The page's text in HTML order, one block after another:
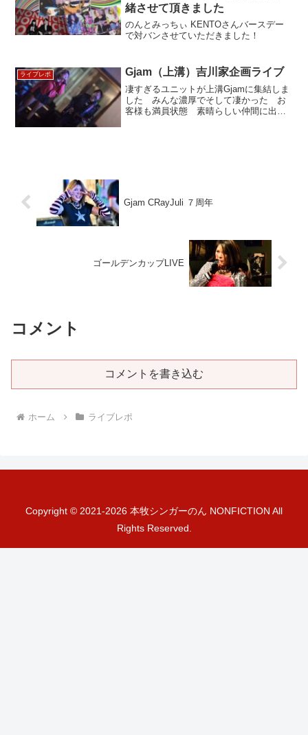
緒させて頂きました
のんとみっちぃ KENTOさんバースデー
で対バンさせていただきました！
ライブレポ Gjam（上溝）吉川家企画ライブ
凄すぎるユニットが上溝Gjamに集結しま
した みんな濃厚でそして凄かった お
客様も満員状態 素晴らしい仲間に出会
Gjam CRayJuli ７周年
ゴールデンカップLIVE
コメント
コメントを書き込む
ホーム ライブレポ
Copyright © 2021-2026 本牧シンガーのん NONFICTION All
Rights Reserved.